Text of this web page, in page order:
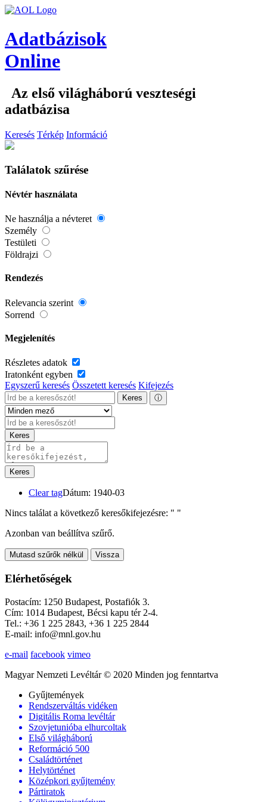
Adatbázisok
Online
Az első világháború veszteségi
adatbázisa
Keresés Térkép Információ
Találatok szűrése
Névtér használata
Ne használja a névteret
Személy
Testületi
Földrajzi
Rendezés
Relevancia szerint
Sorrend
Megjelenítés
Részletes adatok
Iratonként egyben
Egyszerű keresés Összetett keresés Kifejezés
Keres ⓘ
Keres
Keres
Clear tagDátum: 1940-03
Nincs találat a következő keresőkifejezésre: " "
Azonban van beállítva szűrő.
Mutasd szűrők nélkül Vissza
Elérhetőségek
Postacím: 1250 Budapest, Postafiók 3.
Cím: 1014 Budapest, Bécsi kapu tér 2-4.
Tel.: +36 1 225 2843, +36 1 225 2844
E-mail: info@mnl.gov.hu
e-mail facebook vimeo
Magyar Nemzeti Levéltár © 2020 Minden jog fenntartva
Gyűjtemények
Rendszerváltás vidéken
Digitális Roma levéltár
Szovjetunióba elhurcoltak
Első világháború
Reformáció 500
Családtörténet
Helytörténet
Középkori gyűjtemény
Pártiratok